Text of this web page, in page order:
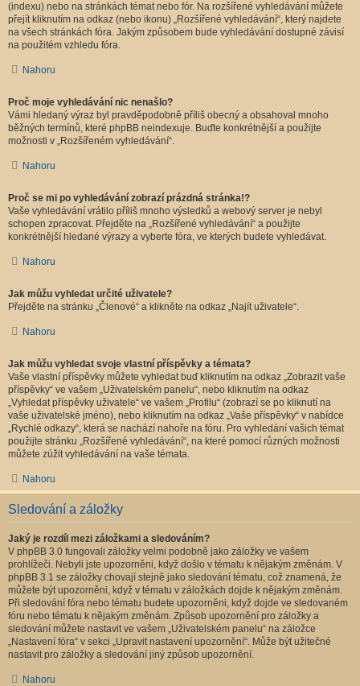
(indexu) nebo na stránkách témat nebo fór. Na rozšířené vyhledávání můžete
přejít kliknutím na odkaz (nebo ikonu) „Rozšířené vyhledávání“, který najdete
na všech stránkách fóra. Jakým způsobem bude vyhledávání dostupné závisí
na použitém vzhledu fóra.
Nahoru
Proč moje vyhledávání nic nenašlo?
Vámi hledaný výraz byl pravděpodobně příliš obecný a obsahoval mnoho
běžných termínů, které phpBB neindexuje. Buďte konkrétnější a použijte
možnosti v „Rozšířeném vyhledávání“.
Nahoru
Proč se mi po vyhledávání zobrazí prázdná stránka!?
Vaše vyhledávání vrátilo příliš mnoho výsledků a webový server je nebyl
schopen zpracovat. Přejděte na „Rozšířené vyhledávání“ a použijte
konkrétnější hledané výrazy a vyberte fóra, ve kterých budete vyhledávat.
Nahoru
Jak můžu vyhledat určité uživatele?
Přejděte na stránku „Členové“ a klikněte na odkaz „Najít uživatele“.
Nahoru
Jak můžu vyhledat svoje vlastní příspěvky a témata?
Vaše vlastní příspěvky můžete vyhledat buď kliknutím na odkaz „Zobrazit vaše
příspěvky“ ve vašem „Uživatelském panelu“, nebo kliknutím na odkaz
„Vyhledat příspěvky uživatele“ ve vašem „Profilu“ (zobrazí se po kliknutí na
vaše uživatelské jméno), nebo kliknutím na odkaz „Vaše příspěvky“ v nabídce
„Rychlé odkazy“, která se nachází nahoře na fóru. Pro vyhledání vašich témat
použijte stránku „Rozšířené vyhledávání“, na které pomocí různých možnosti
můžete zúžit vyhledávání na vaše témata.
Nahoru
Sledování a záložky
Jaký je rozdíl mezi záložkami a sledováním?
V phpBB 3.0 fungovali záložky velmi podobně jako záložky ve vašem
prohlížeči. Nebyli jste upozorněni, když došlo v tématu k nějakým změnám. V
phpBB 3.1 se záložky chovají stejně jako sledování tématu, což znamená, že
můžete být upozorněni, když v tématu v záložkách dojde k nějakým změnám.
Při sledování fóra nebo tématu budete upozorněni, když dojde ve sledovaném
fóru nebo tématu k nějakým změnám. Způsob upozornění pro záložky a
sledování můžete nastavit ve vašem „Uživatelském panelu“ na záložce
„Nastavení fóra“ v sekci „Upravit nastavení upozornění“. Může být užitečné
nastavit pro záložky a sledování jiný způsob upozornění.
Nahoru